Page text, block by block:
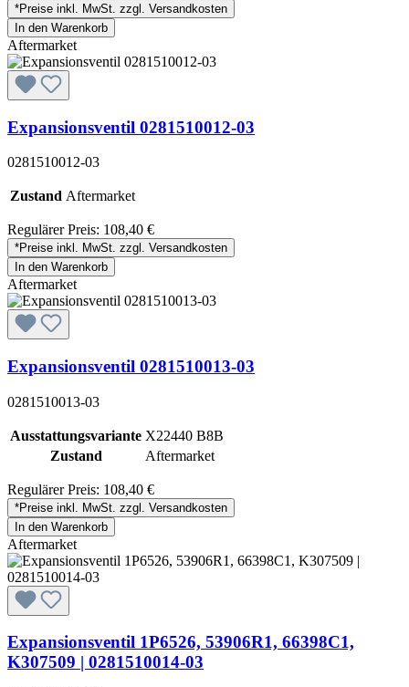
*Preise inkl. MwSt. zzgl. Versandkosten
In den Warenkorb
Aftermarket
Expansionsventil 0281510012-03
0281510012-03
Zustand Aftermarket
Regulärer Preis: 108,40 €
*Preise inkl. MwSt. zzgl. Versandkosten
In den Warenkorb
Aftermarket
Expansionsventil 0281510013-03
0281510013-03
Ausstattungsvariante X22440 B8B
Zustand
Aftermarket
Regulärer Preis: 108,40 €
*Preise inkl. MwSt. zzgl. Versandkosten
In den Warenkorb
Aftermarket
Expansionsventil 1P6526, 53906R1, 66398C1,
K307509 | 0281510014-03